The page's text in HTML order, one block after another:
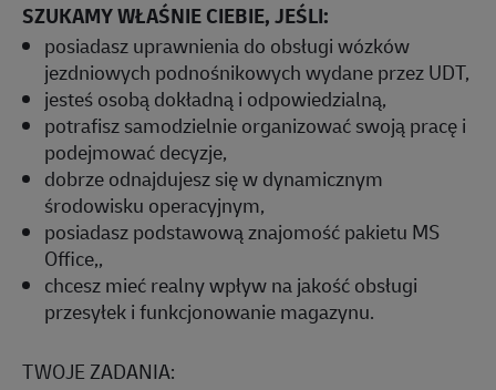
SZUKAMY WŁAŚNIE CIEBIE, JEŚLI:
posiadasz uprawnienia do obsługi wózków
jezdniowych podnośnikowych wydane przez UDT,
jesteś osobą dokładną i odpowiedzialną,
potrafisz samodzielnie organizować swoją pracę i
podejmować decyzje,
dobrze odnajdujesz się w dynamicznym
środowisku operacyjnym,
posiadasz podstawową znajomość pakietu MS
Office,,
chcesz mieć realny wpływ na jakość obsługi
przesyłek i funkcjonowanie magazynu.
TWOJE ZADANIA: